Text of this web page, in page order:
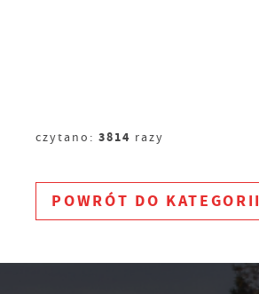
czytano: 3814 razy
POWRÓT DO KATEGORII